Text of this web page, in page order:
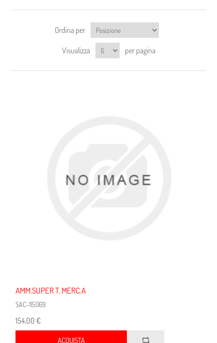
Ordina per
Visualizza per pagina
AMM.SUPER T. MERC.A
SAC-115069
154,00 €
ACQUISTA